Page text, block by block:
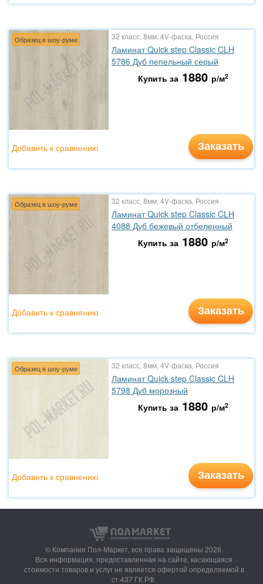
Образец в шоу-руме 32 класс, 8мм, 4V-фаска, Россия
Ламинат Quick step Classic CLH
5786 Дуб пепельный серый
Купить за 1880 р/м2
Заказать
Добавить к сравнению
Образец в шоу-руме 32 класс, 8мм, 4V-фаска, Россия
Ламинат Quick step Classic CLH
4088 Дуб бежевый отбеленный
Купить за 1880 р/м2
Заказать
Добавить к сравнению
Образец в шоу-руме 32 класс, 8мм, 4V-фаска, Россия
Ламинат Quick step Classic CLH
5798 Дуб морозный
Купить за 1880 р/м2
Заказать
Добавить к сравнению
© Компания Пол-Маркет, все права защищены 2026.
Вся информация, предоставленная на сайте, касающаяся
стоимости товаров и услуг не является офертой определяемой в
ст.437 ГК РФ.